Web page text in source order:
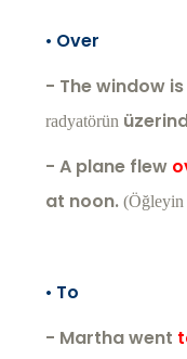
• Over
- The window is
radyatörün
- A plane flew
at noon. (Öğleyin
• To
- Martha went